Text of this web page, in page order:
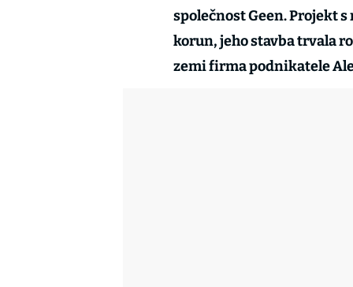
společnost Geen. Projekt
korun, jeho stavba trvala
zemi firma podnikatele